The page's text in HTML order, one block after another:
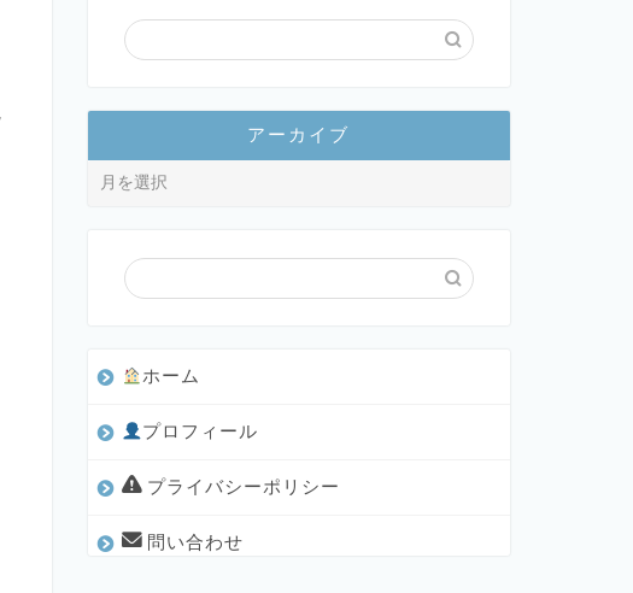
アーカイブ
ホーム
プロフィール
プライバシーポリシー
問い合わせ